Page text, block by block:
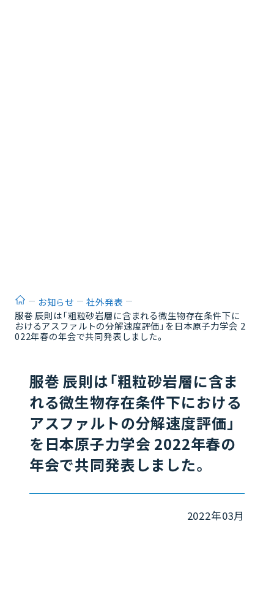
ホームお知らせ
社外発表
服巻 辰則は「粗粒砂岩層に含まれる微生物存在条件下に
おけるアスファルトの分解速度評価」を日本原子力学会 2
022年春の年会で共同発表しました。
服巻 辰則は「粗粒砂岩層に含ま
れる微生物存在条件下における
アスファルトの分解速度評価」
を日本原子力学会 2022年春の
年会で共同発表しました。
2022年03月